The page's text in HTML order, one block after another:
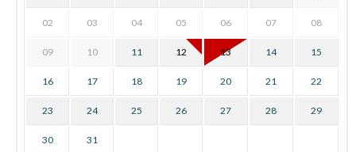
02 03 04 05 06 07 08
09 10 11 12 13 14 15
16 17 18 19 20 21 22
23 24 25 26 27 28 29
30 31